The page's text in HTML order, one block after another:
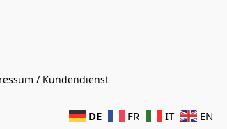
/ Kundendienst
DE FR IT EN